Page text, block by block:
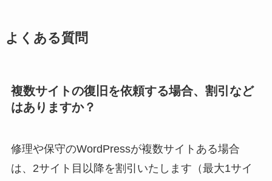
よくある質問
複数サイトの復旧を依頼する場合、割引など
はありますか？
修理や保守のWordPressが複数サイトある場合
は、2サイト目以降を割引いたします（最大1サイ